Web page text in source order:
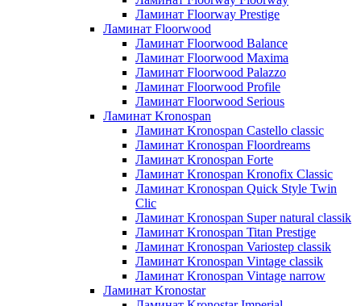
Ламинат Floorway Prestige
Ламинат Floorwood
Ламинат Floorwood Balance
Ламинат Floorwood Maxima
Ламинат Floorwood Palazzo
Ламинат Floorwood Profile
Ламинат Floorwood Serious
Ламинат Kronospan
Ламинат Kronospan Castello classic
Ламинат Kronospan Floordreams
Ламинат Kronospan Forte
Ламинат Kronospan Kronofix Classic
Ламинат Kronospan Quick Style Twin
Clic
Ламинат Kronospan Super natural classik
Ламинат Kronospan Titan Prestige
Ламинат Kronospan Variostep classik
Ламинат Kronospan Vintage classik
Ламинат Kronospan Vintage narrow
Ламинат Kronostar